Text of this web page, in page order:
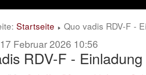
Startseite Quo vadis RDV-F -
Februar 2026 10:56
RDV-F -